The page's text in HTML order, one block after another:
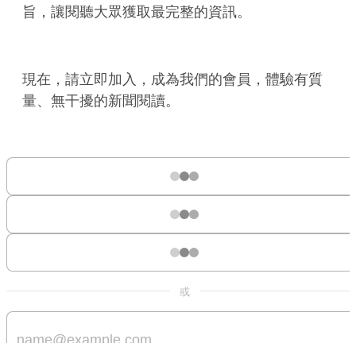
旨，讓閱聽大眾獲取最完整的資訊。
現在，請立即加入，成為我們的會員，體驗有質
量、無干擾的新聞閱讀。
或